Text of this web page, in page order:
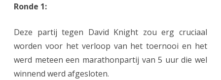
c
o
n
Ronde 1:
Deze partij tegen David Knight zou erg cruciaal
worden voor het verloop van het toernooi en het
werd meteen een marathonpartij van 5 uur die wel
winnend werd afgesloten.